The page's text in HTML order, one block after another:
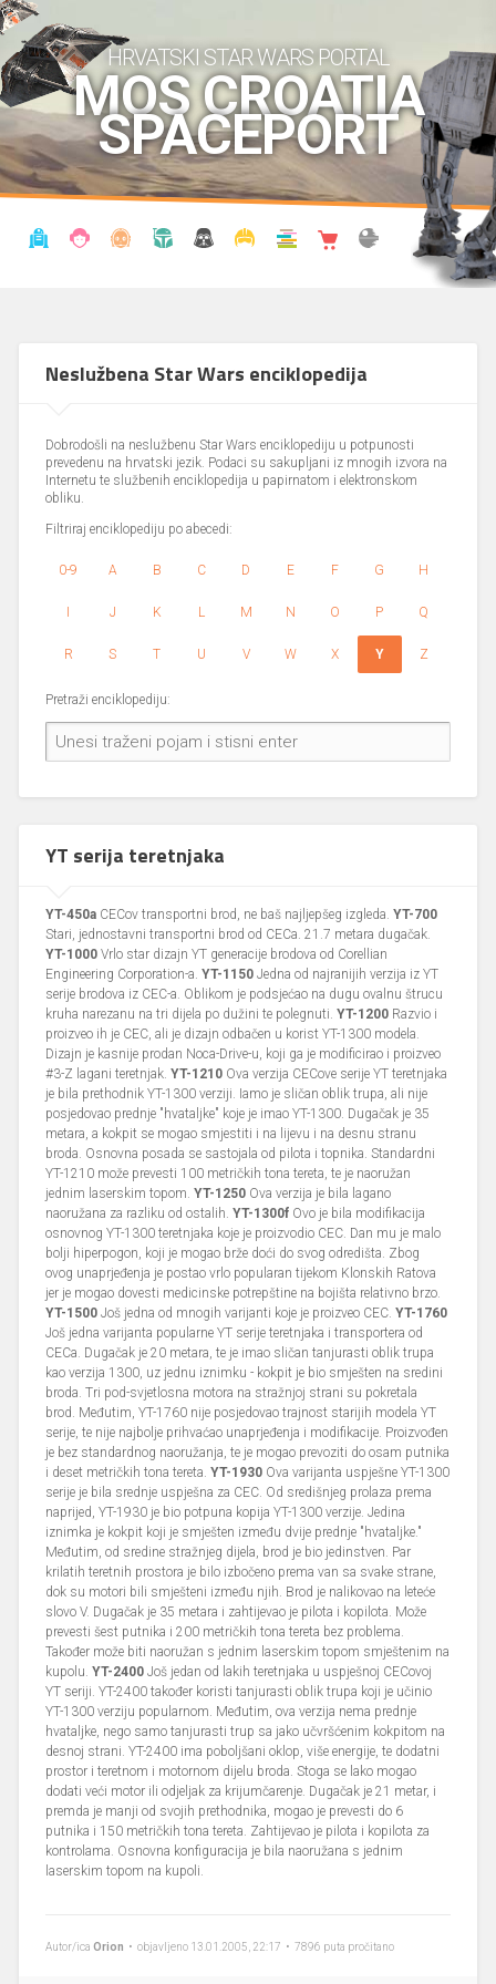
HRVATSKI STAR WARS PORTAL
MOS CROATIA
SPACEPORT
Neslužbena Star Wars enciklopedija
Dobrodošli na neslužbenu Star Wars enciklopediju u potpunosti
prevedenu na hrvatski jezik. Podaci su sakupljani iz mnogih izvora na
Internetu te službenih enciklopedija u papirnatom i elektronskom
obliku.
Filtriraj enciklopediju po abecedi:
0-9 A B C D E F G H
I J K L M N O P Q
R S T U V W X Y Z
Pretraži enciklopediju:
YT serija teretnjaka
YT-450a CECov transportni brod, ne baš najljepšeg izgleda.YT-700
Stari, jednostavni transportni brod od CECa. 21.7 metara dugačak.
YT-1000 Vrlo star dizajn YT generacije brodova od Corellian
Engineering Corporation-a.YT-1150 Jedna od najranijih verzija iz YT
serije brodova iz CEC-a. Oblikom je podsjećao na dugu ovalnu štrucu
kruha narezanu na tri dijela po dužini te polegnuti.YT-1200 Razvio i
proizveo ih je CEC, ali je dizajn odbačen u korist YT-1300 modela.
Dizajn je kasnije prodan Noca-Drive-u, koji ga je modificirao i proizveo
#3-Z lagani teretnjak.YT-1210 Ova verzija CECove serije YT teretnjaka
je bila prethodnik YT-1300 verziji. Iamo je sličan oblik trupa, ali nije
posjedovao prednje "hvataljke" koje je imao YT-1300. Dugačak je 35
metara, a kokpit se mogao smjestiti i na lijevu i na desnu stranu
broda. Osnovna posada se sastojala od pilota i topnika. Standardni
YT-1210 može prevesti 100 metričkih tona tereta, te je naoružan
jednim laserskim topom.YT-1250 Ova verzija je bila lagano
naoružana za razliku od ostalih.YT-1300f Ovo je bila modifikacija
osnovnog YT-1300 teretnjaka koje je proizvodio CEC. Dan mu je malo
bolji hiperpogon, koji je mogao brže doći do svog odredišta. Zbog
ovog unaprjeđenja je postao vrlo popularan tijekom Klonskih Ratova
jer je mogao dovesti medicinske potrepštine na bojišta relativno brzo.
YT-1500 Još jedna od mnogih varijanti koje je proizveo CEC.YT-1760
Još jedna varijanta popularne YT serije teretnjaka i transportera od
CECa. Dugačak je 20 metara, te je imao sličan tanjurasti oblik trupa
kao verzija 1300, uz jednu iznimku - kokpit je bio smješten na sredini
broda. Tri pod-svjetlosna motora na stražnjoj strani su pokretala
brod. Međutim, YT-1760 nije posjedovao trajnost starijih modela YT
serije, te nije najbolje prihvaćao unaprjeđenja i modifikacije. Proizvođen
je bez standardnog naoružanja, te je mogao prevoziti do osam putnika
i deset metričkih tona tereta.YT-1930 Ova varijanta uspješne YT-1300
serije je bila srednje uspješna za CEC. Od središnjeg prolaza prema
naprijed, YT-1930 je bio potpuna kopija YT-1300 verzije. Jedina
iznimka je kokpit koji je smješten između dvije prednje "hvataljke."
Međutim, od sredine stražnjeg dijela, brod je bio jedinstven. Par
krilatih teretnih prostora je bilo izbočeno prema van sa svake strane,
dok su motori bili smješteni između njih. Brod je nalikovao na leteće
slovo V. Dugačak je 35 metara i zahtijevao je pilota i kopilota. Može
prevesti šest putnika i 200 metričkih tona tereta bez problema.
Također može biti naoružan s jednim laserskim topom smještenim na
kupolu.YT-2400 Još jedan od lakih teretnjaka u uspješnoj CECovoj
YT seriji. YT-2400 također koristi tanjurasti oblik trupa koji je učinio
YT-1300 verziju popularnom. Međutim, ova verzija nema prednje
hvataljke, nego samo tanjurasti trup sa jako učvršćenim kokpitom na
desnoj strani. YT-2400 ima poboljšani oklop, više energije, te dodatni
prostor i teretnom i motornom dijelu broda. Stoga se lako mogao
dodati veći motor ili odjeljak za krijumčarenje. Dugačak je 21 metar, i
premda je manji od svojih prethodnika, mogao je prevesti do 6
putnika i 150 metričkih tona tereta. Zahtijevao je pilota i kopilota za
kontrolama. Osnovna konfiguracija je bila naoružana s jednim
laserskim topom na kupoli.
Autor/icaOrion • objavljeno 13.01.2005, 22:17 • 7896 puta pročitano